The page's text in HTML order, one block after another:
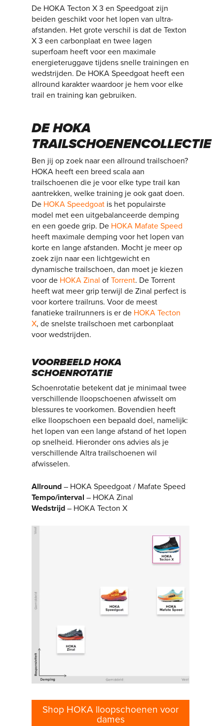
De HOKA Tecton X 3 en Speedgoat zijn
beiden geschikt voor het lopen van ultra-
afstanden. Het grote verschil is dat de Texton
X 3 een carbonplaat en twee lagen
superfoam heeft voor een maximale
energieteruggave tijdens snelle trainingen en
wedstrijden. De HOKA Speedgoat heeft een
allround karakter waardoor je hem voor elke
trail en training kan gebruiken.
DE HOKA
TRAILSCHOENENCOLLECTIE
Ben jij op zoek naar een allround trailschoen?
HOKA heeft een breed scala aan
trailschoenen die je voor elke type trail kan
aantrekken, welke training je ook gaat doen.
De HOKA Speedgoat is het populairste
model met een uitgebalanceerde demping
en een goede grip. De HOKA Mafate Speed
heeft maximale demping voor het lopen van
korte en lange afstanden. Mocht je meer op
zoek zijn naar een lichtgewicht en
dynamische trailschoen, dan moet je kiezen
voor de HOKA Zinal ofTorrent. De Torrent
heeft wat meer grip terwijl de Zinal perfect is
voor kortere trailruns. Voor de meest
fanatieke trailrunners is er de HOKA Tecton
X, de snelste trailschoen met carbonplaat
voor wedstrijden.
VOORBEELD HOKA
SCHOENROTATIE
Schoenrotatie betekent dat je minimaal twee
verschillende lloopschoenen afwisselt om
blessures te voorkomen. Bovendien heeft
elke lloopschoen een bepaald doel, namelijk:
het lopen van een lange afstand of het lopen
op snelheid. Hieronder ons advies als je
verschillende Altra trailschoenen wil
afwisselen.
Allround – HOKA Speedgoat / Mafate Speed
Tempo/interval – HOKA Zinal
Wedstrijd – HOKA Tecton X
Shop HOKA lloopschoenen voor
dames